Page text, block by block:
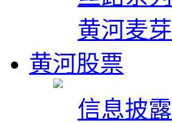
黄河麦芽
黄河股票
信息披露